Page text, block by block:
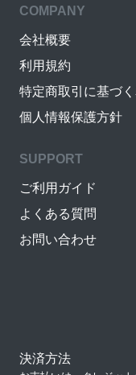
COMPANY
会社概要
利用規約
特定商取引に基づ
個人情報保護方針
SUPPORT
ご利用ガイド
よくある質問
お問い合わせ
決済方法